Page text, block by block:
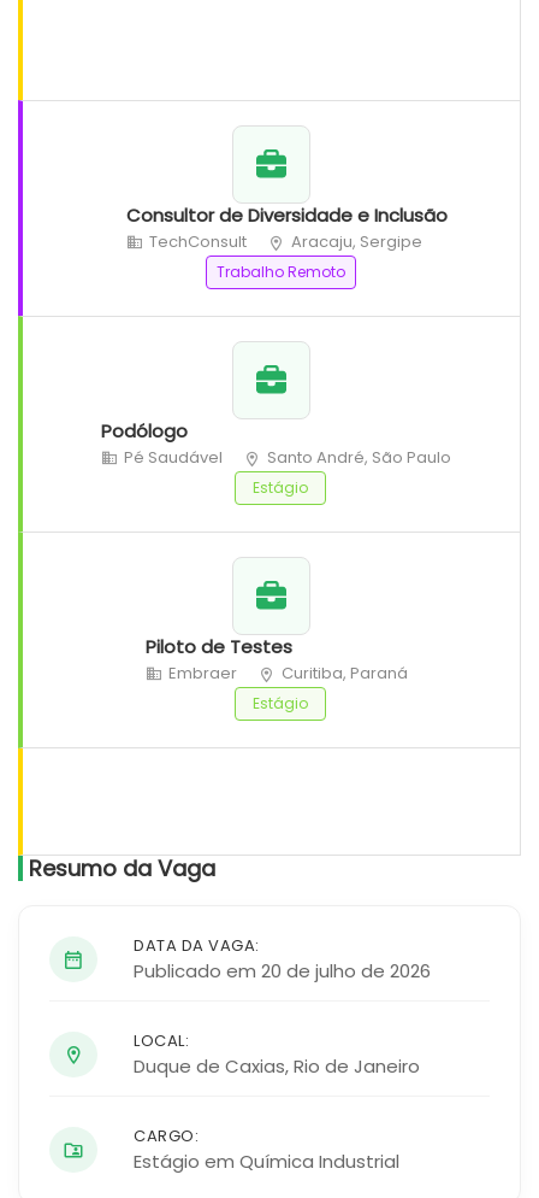
Consultor de Diversidade e Inclusão
TechConsult Aracaju, Sergipe
Trabalho Remoto
Podólogo
Pé Saudável Santo André, São Paulo
Estágio
Piloto de Testes
Embraer Curitiba, Paraná
Estágio
Resumo da Vaga
DATA DA VAGA:
Publicado em 20 de julho de 2026
LOCAL:
Duque de Caxias,Rio de Janeiro
CARGO:
Estágio em Química Industrial